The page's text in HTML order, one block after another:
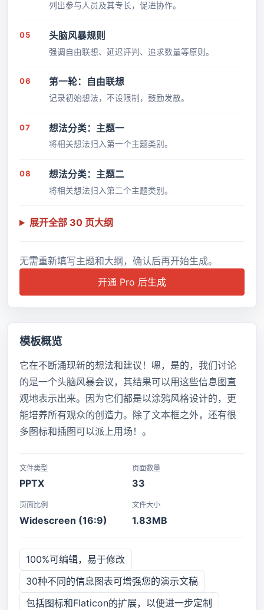
列出参与人员及其专长，促进协作。
05 头脑风暴规则
强调自由联想、延迟评判、追求数量等原则。
06 第一轮：自由联想
记录初始想法，不设限制，鼓励发散。
07 想法分类：主题一
将相关想法归入第一个主题类别。
08 想法分类：主题二
将相关想法归入第二个主题类别。
展开全部 30 页大纲
无需重新填写主题和大纲，确认后再开始生成。
开通 Pro 后生成
模板概览
它在不断涌现新的想法和建议！嗯，是的，我们讨论
的是一个头脑风暴会议，其结果可以用这些信息图直
观地表示出来。因为它们都是以涂鸦风格设计的，更
能培养所有观众的创造力。除了文本框之外，还有很
多图标和插图可以派上用场！。
文件类型
PPTX
页面数量
33
页面比例
Widescreen (16:9)
文件大小
1.83MB
100%可编辑，易于修改
30种不同的信息图表可增强您的演示文稿
包括图标和Flaticon的扩展，以便进一步定制